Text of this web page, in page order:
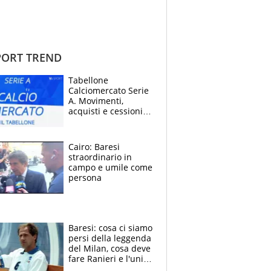
TREND
Tabellone
Calciomercato Serie
A. Movimenti,
acquisti e cessioni:
Cairo: Baresi
straordinario in
campo e umile come
persona
Baresi: cosa ci siamo
persi della leggenda
del Milan, cosa deve
fare Ranieri e l'unico